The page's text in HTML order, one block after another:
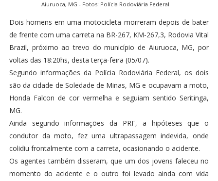
Aiuruoca, MG - Fotos: Polícia Rodoviária Federal
Dois homens em uma motocicleta morreram depois de bater
de frente com uma carreta na BR-267, KM-267,3, Rodovia Vital
Brazil, próximo ao trevo do município de Aiuruoca, MG, por
voltas das 18:20hs, desta terça-feira (05/07).
Segundo informações da Polícia Rodoviária Federal, os dois
são da cidade de Soledade de Minas, MG e ocupavam a moto,
Honda Falcon de cor vermelha e seguiam sentido Seritinga,
MG.
Ainda segundo informações da PRF, a hipóteses que o
condutor da moto, fez uma ultrapassagem indevida, onde
colidiu frontalmente com a carreta, ocasionando o acidente.
Os agentes também disseram, que um dos jovens faleceu no
momento do acidente e o outro foi levado ainda com vida